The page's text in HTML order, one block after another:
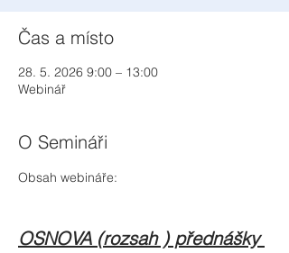
Čas a místo
28. 5. 2026 9:00 – 13:00
Webinář
O Semináři
Obsah webináře:
OSNOVA (rozsah ) přednášky